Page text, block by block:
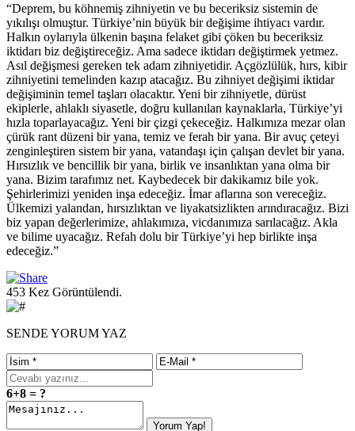
“Deprem, bu köhnemiş zihniyetin ve bu beceriksiz sistemin de
yıkılışı olmuştur. Türkiye’nin büyük bir değişime ihtiyacı vardır.
Halkın oylarıyla ülkenin başına felaket gibi çöken bu beceriksiz
iktidarı biz değiştireceğiz. Ama sadece iktidarı değiştirmek yetmez.
Asıl değişmesi gereken tek adam zihniyetidir. Açgözlülük, hırs, kibir
zihniyetini temelinden kazıp atacağız. Bu zihniyet değişimi iktidar
değişiminin temel taşları olacaktır. Yeni bir zihniyetle, dürüst
ekiplerle, ahlaklı siyasetle, doğru kullanılan kaynaklarla, Türkiye’yi
hızla toparlayacağız. Yeni bir çizgi çekeceğiz. Halkımıza mezar olan
çürük rant düzeni bir yana, temiz ve ferah bir yana. Bir avuç çeteyi
zenginleştiren sistem bir yana, vatandaşı için çalışan devlet bir yana.
Hırsızlık ve bencillik bir yana, birlik ve insanlıktan yana olma bir
yana. Bizim tarafımız net. Kaybedecek bir dakikamız bile yok.
Şehirlerimizi yeniden inşa edeceğiz. İmar aflarına son vereceğiz.
Ülkemizi yalandan, hırsızlıktan ve liyakatsizlikten arındıracağız. Bizi
biz yapan değerlerimize, ahlakımıza, vicdanımıza sarılacağız. Akla
ve bilime uyacağız. Refah dolu bir Türkiye’yi hep birlikte inşa
edeceğiz.”
453 Kez Görüntülendi.
SENDE YORUM YAZ
6+8 = ?